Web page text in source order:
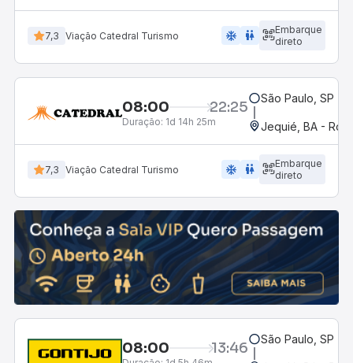
7,3 Viação Catedral Turismo ac_unit wc
Embarque
direto
08:00 22:25
Duração: 1d 14h 25m
São Paulo, SP -
Jequié, BA -
7,3 Viação Catedral Turismo ac_unit wc
Embarque
direto
08:00 13:46 São Paulo, SP -